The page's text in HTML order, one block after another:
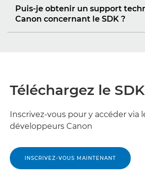
Puis-je obtenir un support
Canon concernant le SDK ?
Téléchargez le
Inscrivez-vous pour y accéder via
développeurs Canon
INSCRIVEZ-VOUS MAINTENANT